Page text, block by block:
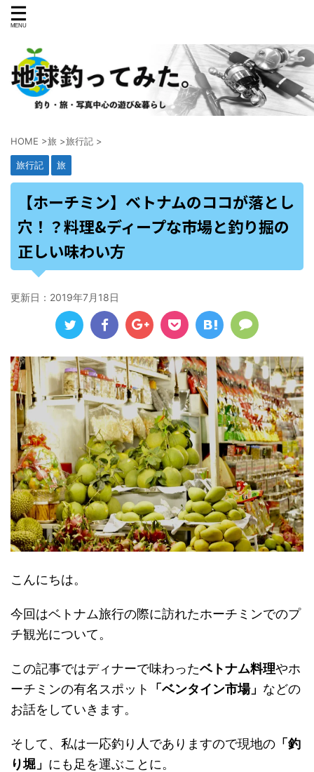
HOME >旅 >旅行記 >
旅行記 旅
【ホーチミン】ベトナムのココが落とし
穴！？料理&ディープな市場と釣り掘の
正しい味わい方
更新日： 2019年7月18日
こんにちは。
今回はベトナム旅行の際に訪れたホーチミンでのプ
チ観光について。
この記事ではディナーで味わったベトナム料理やホ
ーチミンの有名スポット
「ベンタイン市場」 などの
お話をしていきます。
そして、私は一応釣り人でありますので現地の 「釣
り堀」 にも足を運ぶことに。